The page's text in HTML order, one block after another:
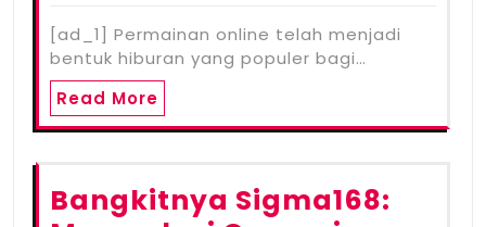
[ad_1] Permainan online telah menjadi
bentuk hiburan yang populer bagi…
Read More
Bangkitnya Sigma168: